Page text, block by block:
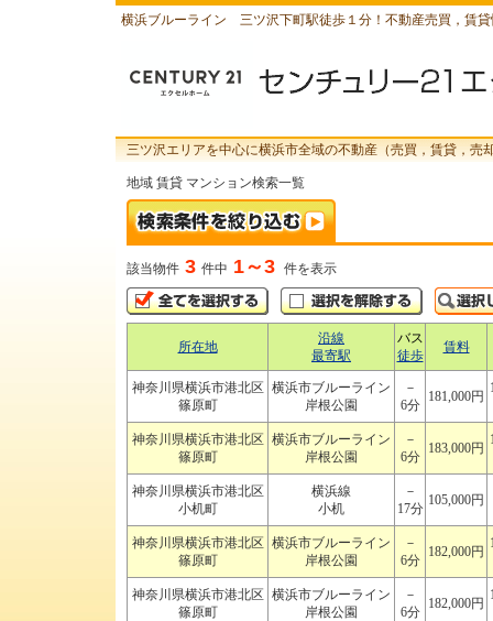
横浜ブルーライン 三ツ沢下町駅徒歩１分！不動産売買，賃
三ツ沢エリアを中心に横浜市全域の不動産（売買，賃貸，
地域 賃貸 マンション検索一覧
該当物件 3 件中 1～3 件を表示
所在地
沿線
最寄駅
バス
徒歩
賃料
神奈川県横浜市港北区
篠原町
横浜市ブルーライン
岸根公園
－
6分
181,000円
神奈川県横浜市港北区
篠原町
横浜市ブルーライン
岸根公園
－
6分
183,000円
神奈川県横浜市港北区
小机町
横浜線
小机
－
17分
105,000円
神奈川県横浜市港北区
篠原町
横浜市ブルーライン
岸根公園
－
6分
182,000円
神奈川県横浜市港北区
篠原町
横浜市ブルーライン
岸根公園
－
6分
182,000円